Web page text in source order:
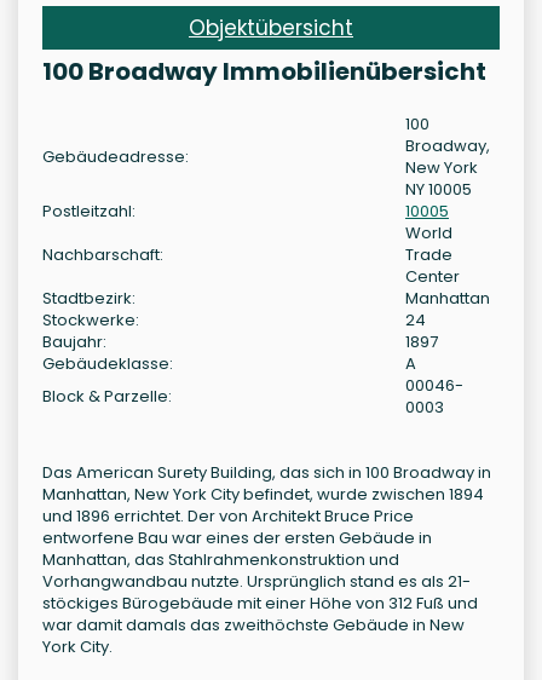
Objektübersicht
100 Broadway Immobilienübersicht
Gebäudeadresse:
100
Broadway,
New York
NY 10005
Postleitzahl:
10005
Nachbarschaft:
World
Trade
Center
Stadtbezirk:
Manhattan
Stockwerke:
24
Baujahr:
1897
Gebäudeklasse:
A
Block & Parzelle:
00046-
0003
Das American Surety Building, das sich in 100 Broadway in
Manhattan, New York City befindet, wurde zwischen 1894
und 1896 errichtet. Der von Architekt Bruce Price
entworfene Bau war eines der ersten Gebäude in
Manhattan, das Stahlrahmenkonstruktion und
Vorhangwandbau nutzte. Ursprünglich stand es als 21-
stöckiges Bürogebäude mit einer Höhe von 312 Fuß und
war damit damals das zweithöchste Gebäude in New
York City.